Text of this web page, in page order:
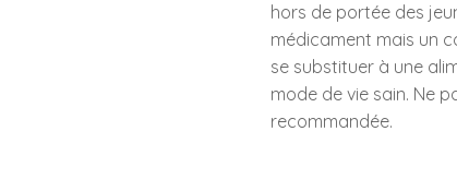
hors de portée des
médicament mais un
se substituer à une
mode de vie sain. Ne
recommandée.